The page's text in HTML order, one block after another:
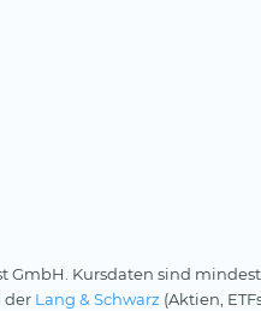
GmbH. Kursdaten sind
der Lang & Schwarz (Aktien,